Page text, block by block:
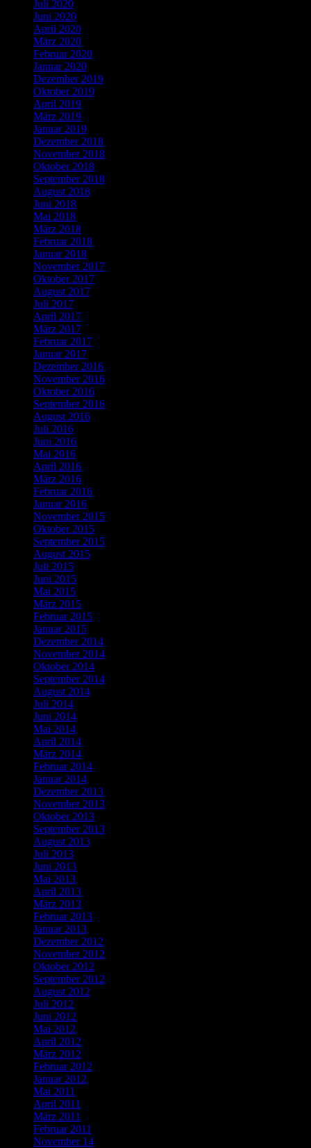
Juli 2020
Juni 2020
April 2020
März 2020
Februar 2020
Januar 2020
Dezember 2019
Oktober 2019
April 2019
März 2019
Januar 2019
Dezember 2018
November 2018
Oktober 2018
September 2018
August 2018
Juni 2018
Mai 2018
März 2018
Februar 2018
Januar 2018
November 2017
Oktober 2017
August 2017
Juli 2017
April 2017
März 2017
Februar 2017
Januar 2017
Dezember 2016
November 2016
Oktober 2016
September 2016
August 2016
Juli 2016
Juni 2016
Mai 2016
April 2016
März 2016
Februar 2016
Januar 2016
November 2015
Oktober 2015
September 2015
August 2015
Juli 2015
Juni 2015
Mai 2015
März 2015
Februar 2015
Januar 2015
Dezember 2014
November 2014
Oktober 2014
September 2014
August 2014
Juli 2014
Juni 2014
Mai 2014
April 2014
März 2014
Februar 2014
Januar 2014
Dezember 2013
November 2013
Oktober 2013
September 2013
August 2013
Juli 2013
Juni 2013
Mai 2013
April 2013
März 2013
Februar 2013
Januar 2013
Dezember 2012
November 2012
Oktober 2012
September 2012
August 2012
Juli 2012
Juni 2012
Mai 2012
April 2012
März 2012
Februar 2012
Januar 2012
Mai 2011
April 2011
März 2011
Februar 2011
November 14